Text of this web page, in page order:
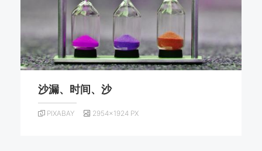
沙漏、时间、沙
PIXABAY 2954×1924 PX